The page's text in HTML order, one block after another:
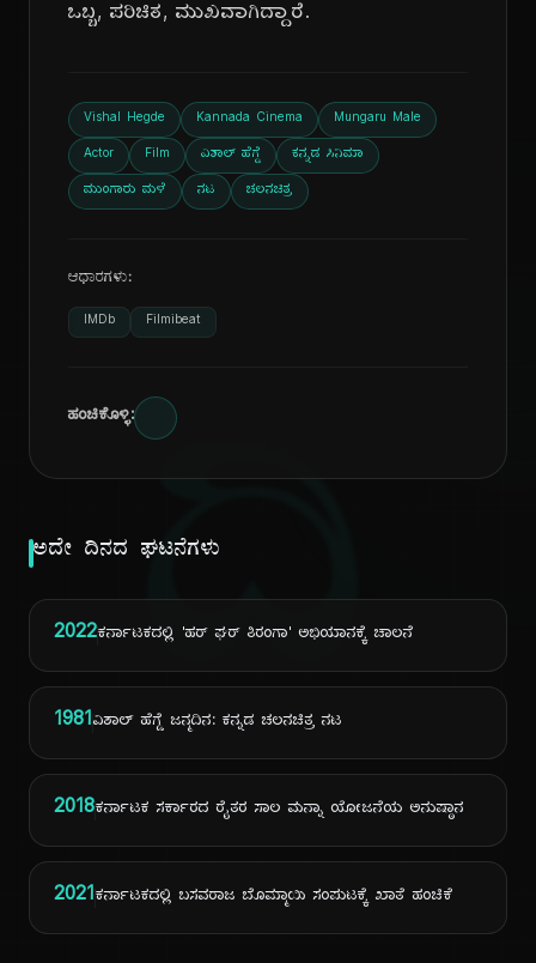
ದಿ
ಒಬ್ಬ, ಪರಿಚಿತ, ಮುಖವಾಗಿದ್ದಾರೆ.
Vishal Hegde Kannada Cinema Mungaru Male
Actor Film ವಿಶಾಲ್ ಹೆಗ್ಡೆ ಕನ್ನಡ ಸಿನಿಮಾ
ಮುಂಗಾರು ಮಳೆ ನಟ ಚಲನಚಿತ್ರ
ಆಧಾರಗಳು:
IMDb Filmibeat
ಹಂಚಿಕೊಳ್ಳಿ:
ಅದೇ ದಿನದ ಘಟನೆಗಳು
2022ಕರ್ನಾಟಕದಲ್ಲಿ 'ಹರ್ ಘರ್ ತಿರಂಗಾ' ಅಭಿಯಾನಕ್ಕೆ ಚಾಲನೆ
1981ವಿಶಾಲ್ ಹೆಗ್ಡೆ ಜನ್ಮದಿನ: ಕನ್ನಡ ಚಲನಚಿತ್ರ ನಟ
2018ಕರ್ನಾಟಕ ಸರ್ಕಾರದ ರೈತರ ಸಾಲ ಮನ್ನಾ ಯೋಜನೆಯ ಅನುಷ್ಠಾನ
2021ಕರ್ನಾಟಕದಲ್ಲಿ ಬಸವರಾಜ ಬೊಮ್ಮಾಯಿ ಸಂಪುಟಕ್ಕೆ ಖಾತೆ ಹಂಚಿಕೆ